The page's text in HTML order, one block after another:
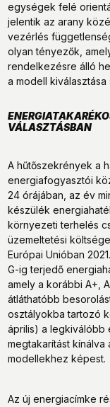
egységek felé
jelentik az arany
vezérlés
olyan tényezők,
rendelkezésre álló
a modell kiválasztása
VÁLASZTÁSBAN
A hűtőszekrények a
energiafogyasztói
24 órájában, az év
készülék
környezeti terhelés
üzemeltetési
Európai Unióban
G-ig terjedő
amely a korábbi A+,
átláthatóbb
osztályokba tartozó
április) a legkiválóbb
megtakarítást
modellekhez képest.
Az új energiacímke